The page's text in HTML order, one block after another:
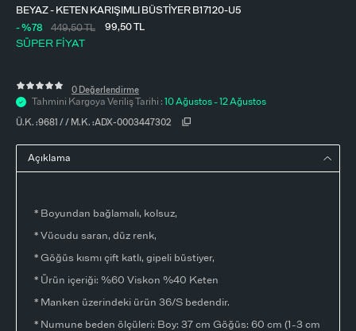
Açıklama
* Boyundan bağlamalı, kolsuz,
* Vücudu saran, düz renk,
* Göğüs kısmı çift katlı, gipeli büstiyer,
* Ürün içeriği: %60 Viskon %40 Keten
* Manken üzerindeki ürün 36/S bedendir.
* Numune beden ölçüleri: Boy: 37 cm Göğüs: 60 cm (1-3 cm
Ü.K. :9681 / / M.K. :ADX-0003447302
BEYAZ - KETEN KARIŞIMLI BÜSTIYER B17120-U5
SÜPER FİYAT
449,50TL 99,50TL
- %78
0 Değerlendirme
Tahmini Kargoya Veriliş Tarihi : 10 Ağustos - 12 Ağustos